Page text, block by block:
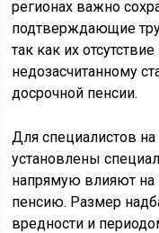
регионах важно
подтверждающие
так как их
недозасчитанному
досрочной пенсии.
Для специалистов
установлены
напрямую влияют на
пенсию. Размер
вредности и